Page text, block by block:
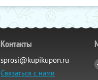
Контакты
sprosi@kupikupon.ru
Связаться с нами